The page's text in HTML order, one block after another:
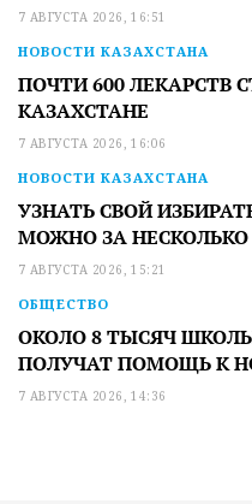
7 АВГУСТА 2026, 16:51
НОВОСТИ КАЗАХСТАНА
ПОЧТИ 600 ЛЕКАРСТВ
КАЗАХСТАНЕ
7 АВГУСТА 2026, 16:06
НОВОСТИ КАЗАХСТАНА
УЗНАТЬ СВОЙ
МОЖНО ЗА
7 АВГУСТА 2026, 15:21
ОБЩЕСТВО
ОКОЛО 8 ТЫСЯЧ
ПОЛУЧАТ ПОМОЩЬ К
7 АВГУСТА 2026, 14:36